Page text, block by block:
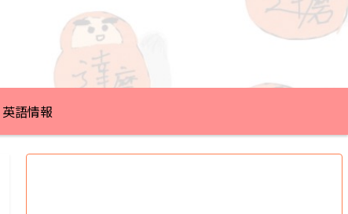
英語情報